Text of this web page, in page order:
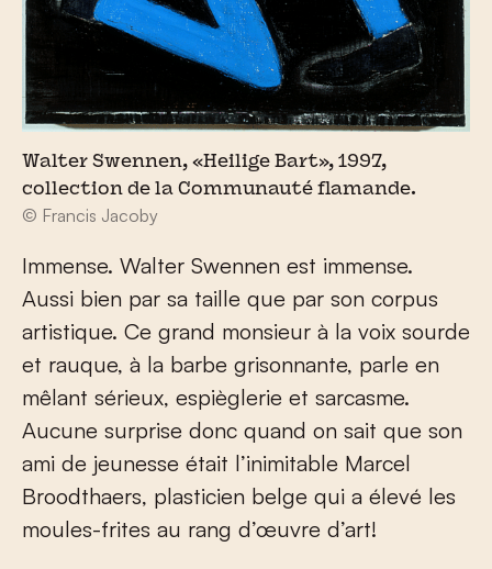
Walter Swennen, «Heilige Bart», 1997,
collection de la Communauté flamande.
© Francis Jacoby
Immense. Walter Swennen est immense.
Aussi bien par sa taille que par son corpus
artistique. Ce grand monsieur à la voix sourde
et rauque, à la barbe grisonnante, parle en
mêlant sérieux, espièglerie et sarcasme.
Aucune surprise donc quand on sait que son
ami de jeunesse était l’inimitable Marcel
Broodthaers, plasticien belge qui a élevé les
moules-frites au rang d’œuvre d’art!